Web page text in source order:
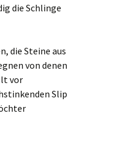
die Schlinge
die Steine aus
von denen
vor
Slip